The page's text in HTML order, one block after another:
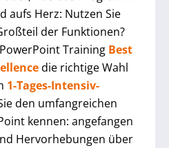
aufs Herz: Nutzen Sie
der Funktionen?
Training Best
die richtige Wahl
1-Tages-Intensiv-
den umfangreichen
kennen: angefangen
Hervorhebungen über